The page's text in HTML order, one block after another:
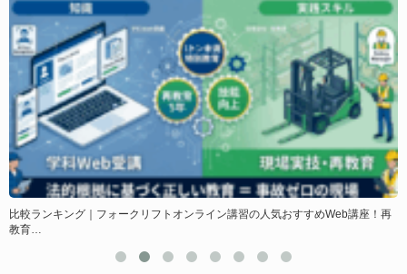
比較ランキング｜フォークリフトオンライン講習の人気おすすめWeb講座！再
教育…